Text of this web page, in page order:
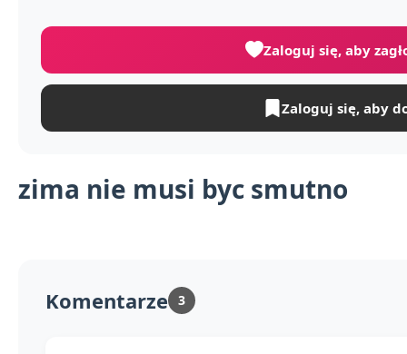
zima nie musi byc smutno
Zaloguj się, aby
Zaloguj się, aby
Komentarze 3